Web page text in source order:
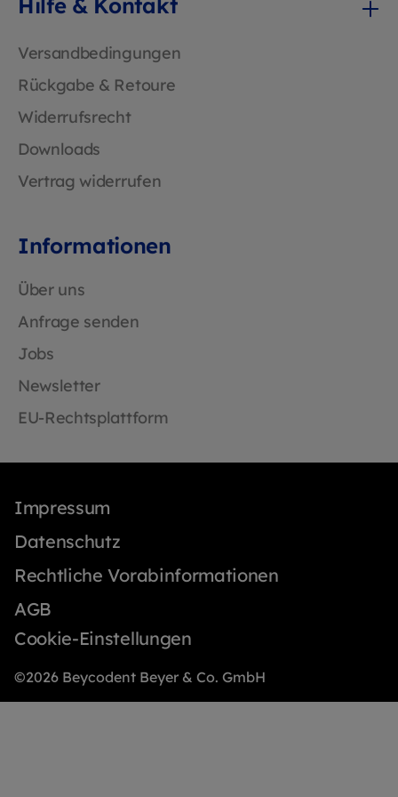
kontaminierten Partikeln und
dem großzügigen Schnitt passt sich dieses
Beweglichkeit. Die latexfreien elastischen
Armgummis und der Bindegürtel um den
Hüftbereich sorgen für die perfekte
Passform und hervorragende Abdeckung.
hervorragenden Preis-Leistungs-Verhältnis -
Umgebungen mit erhöhten Temperaturen,
Schutz erfordern. Mögliche
Pflegeeinrichtungen, Rettungsdienste •
Biotechnologische Industrie •
Abwasserarbeiten, Müllentsorgung •
GelbHandelsmarke SAFE®Hersteller DACH
MaterialGummizuglatexfreies,
PolyesterVorderteil und Ärmel:
Splash+Rückenteil: PP Vliesstoff
Anforderungen und NormenPersönliche
Kategorie ISchutzkleidung gegen
(Materialprüfung) Weitere
ProduktinformationenDermatologische
Lagerung: ohne direkte
Versandbedingungen
Rückgabe & Retoure
Widerrufsrecht
Downloads
Vertrag widerrufen
Informationen
Über uns
Anfrage senden
Jobs
Newsletter
EU-Rechtsplattform
Impressum
Datenschutz
Rechtliche Vorabinformationen
AGB
Cookie-Einstellungen
©2026 Beycodent Beyer & Co. GmbH